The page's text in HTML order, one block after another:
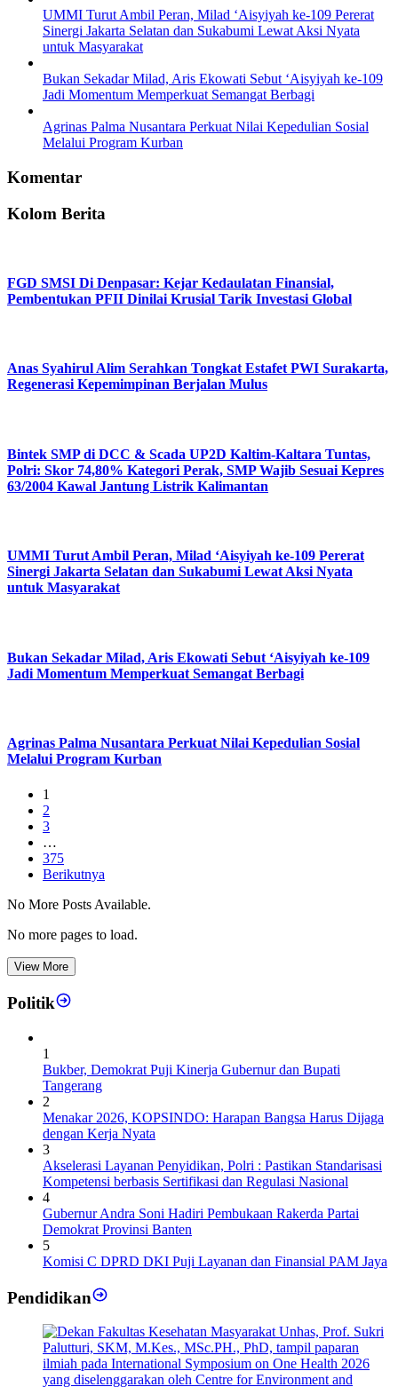
UMMI Turut Ambil Peran, Milad ‘Aisyiyah ke-109 Pererat
Sinergi Jakarta Selatan dan Sukabumi Lewat Aksi Nyata
untuk Masyarakat
Bukan Sekadar Milad, Aris Ekowati Sebut ‘Aisyiyah ke-109
Jadi Momentum Memperkuat Semangat Berbagi
Agrinas Palma Nusantara Perkuat Nilai Kepedulian Sosial
Melalui Program Kurban
Komentar
Kolom Berita
FGD SMSI Di Denpasar: Kejar Kedaulatan Finansial,
Pembentukan PFII Dinilai Krusial Tarik Investasi Global
Anas Syahirul Alim Serahkan Tongkat Estafet PWI Surakarta,
Regenerasi Kepemimpinan Berjalan Mulus
Bintek SMP di DCC & Scada UP2D Kaltim-Kaltara Tuntas,
Polri: Skor 74,80% Kategori Perak, SMP Wajib Sesuai Kepres
63/2004 Kawal Jantung Listrik Kalimantan
UMMI Turut Ambil Peran, Milad ‘Aisyiyah ke-109 Pererat
Sinergi Jakarta Selatan dan Sukabumi Lewat Aksi Nyata
untuk Masyarakat
Bukan Sekadar Milad, Aris Ekowati Sebut ‘Aisyiyah ke-109
Jadi Momentum Memperkuat Semangat Berbagi
Agrinas Palma Nusantara Perkuat Nilai Kepedulian Sosial
Melalui Program Kurban
1
2
3
…
375
Berikutnya
No More Posts Available.
No more pages to load.
View More
Politik
1
Bukber, Demokrat Puji Kinerja Gubernur dan Bupati
Tangerang
2
Menakar 2026, KOPSINDO: Harapan Bangsa Harus Dijaga
dengan Kerja Nyata
3
Akselerasi Layanan Penyidikan, Polri : Pastikan Standarisasi
Kompetensi berbasis Sertifikasi dan Regulasi Nasional
4
Gubernur Andra Soni Hadiri Pembukaan Rakerda Partai
Demokrat Provinsi Banten
5
Komisi C DPRD DKI Puji Layanan dan Finansial PAM Jaya
Pendidikan